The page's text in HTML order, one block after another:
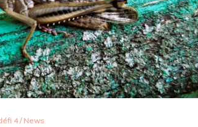
4/ News